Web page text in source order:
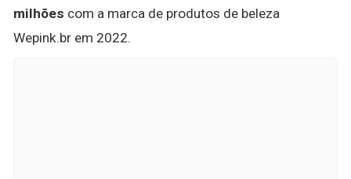
milhões com a marca de produtos de beleza
Wepink.br em 2022.